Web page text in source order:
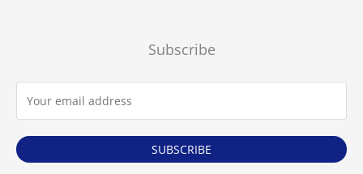
Subscribe
SUBSCRIBE